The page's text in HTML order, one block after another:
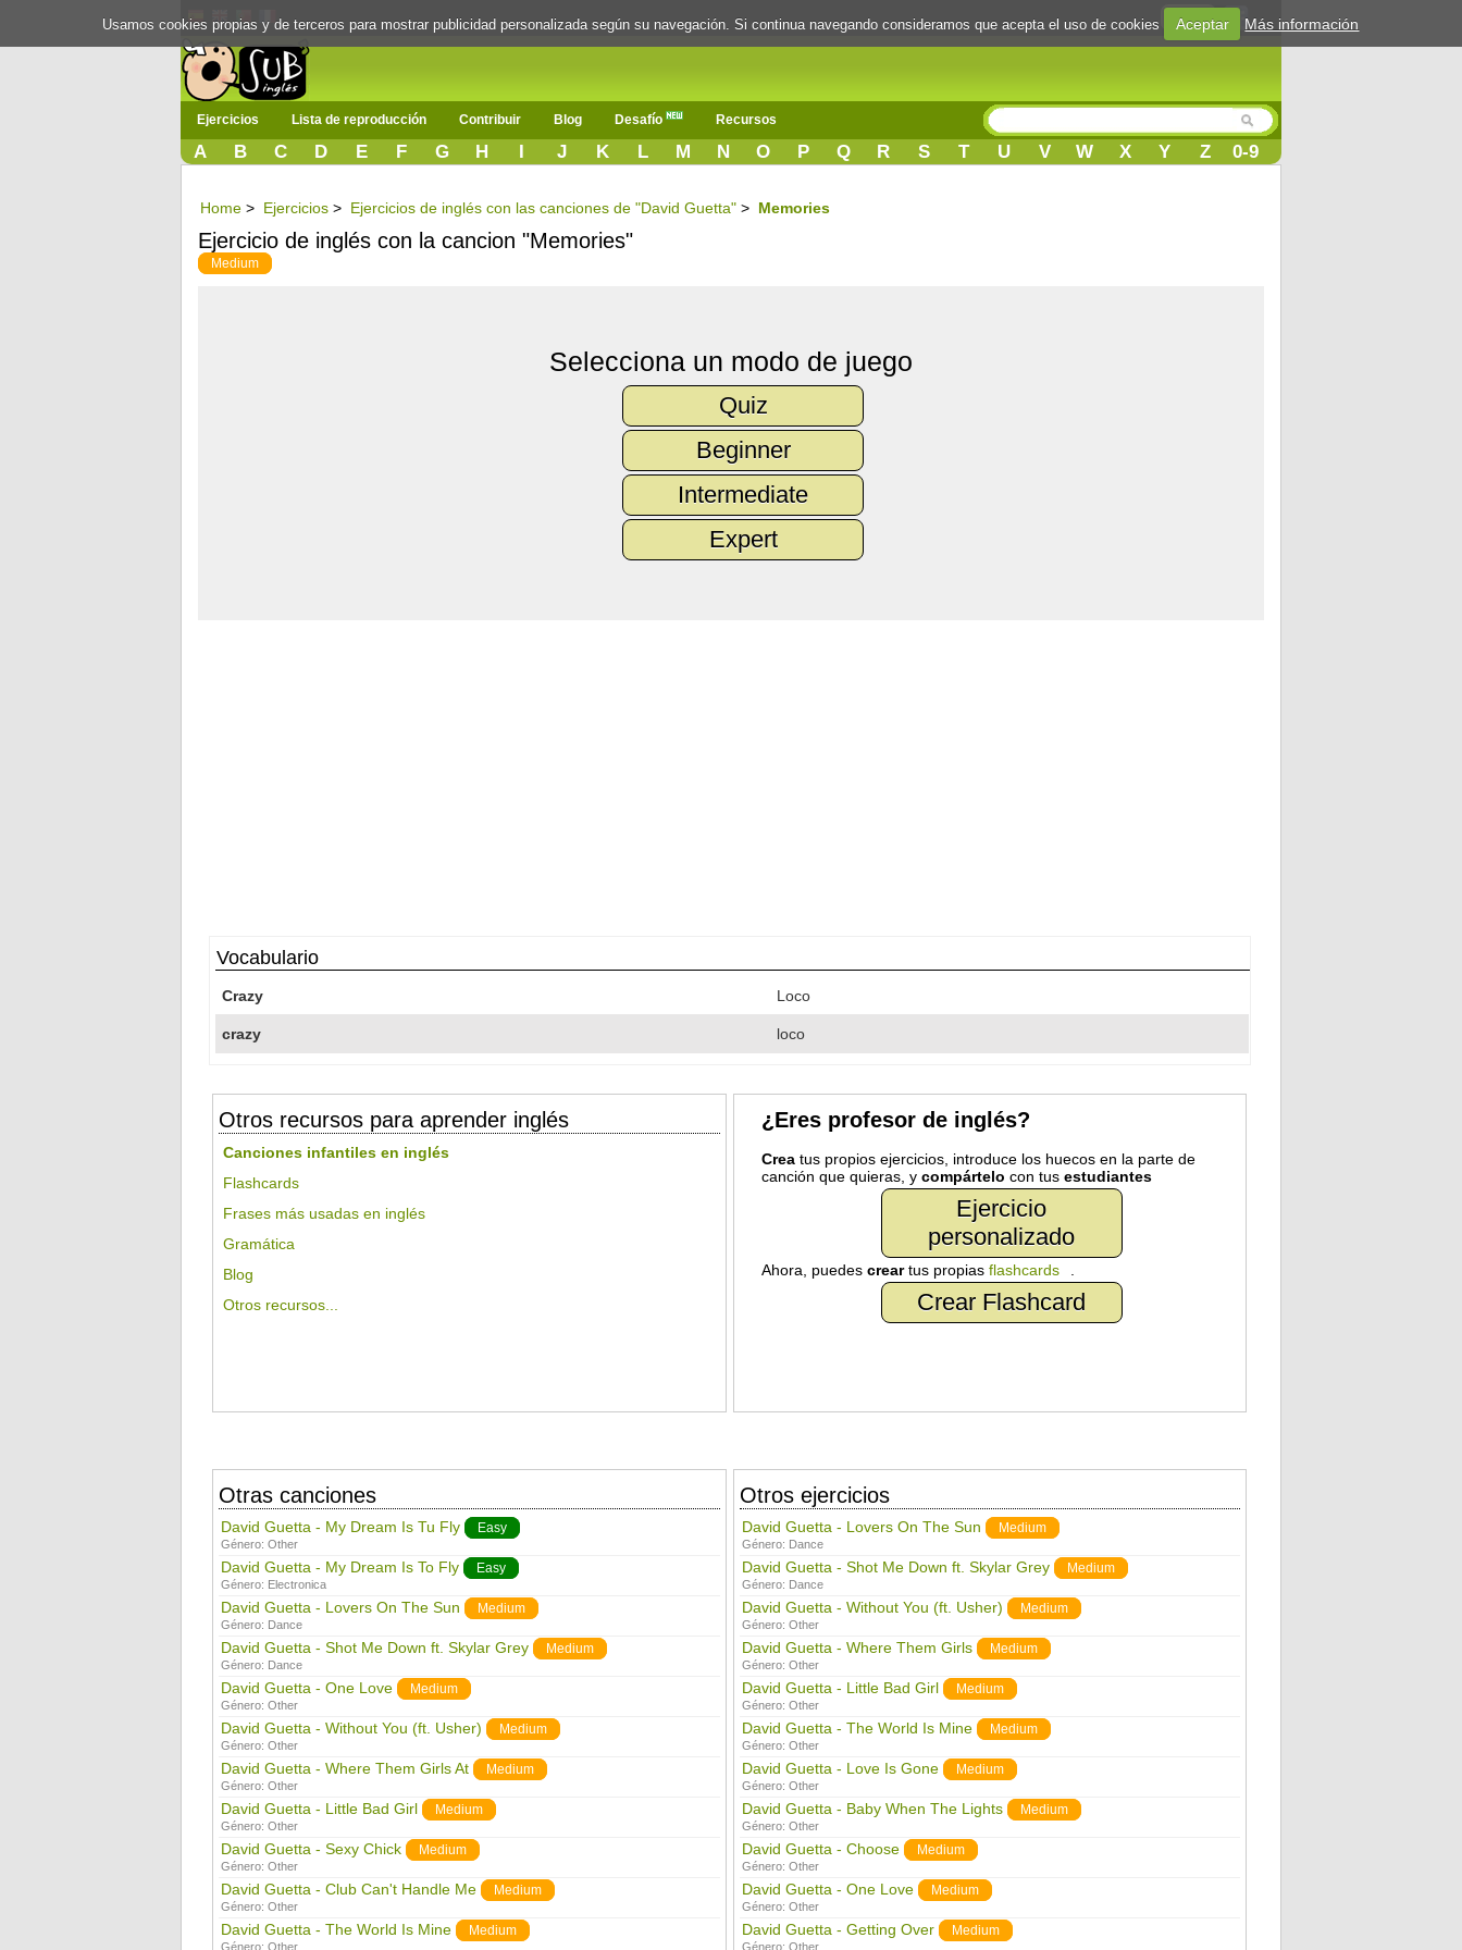
Login
Ejercicios Lista de reproducción Contribuir Blog Desafío Recursos
A B C D E F G H I J K L M N O P Q R S T U V W X Y Z 0-9
Home > Ejercicios > Ejercicios de inglés con las canciones de "David Guetta" > Memories
Ejercicio de inglés con la cancion "Memories"
Medium
Selecciona un modo de juego
Quiz
Beginner
Intermediate
Expert
Vocabulario
Crazy Loco
crazy loco
Otros recursos para aprender inglés
Canciones infantiles en inglés
Flashcards
Frases más usadas en inglés
Gramática
Blog
Otros recursos...
¿Eres profesor de inglés?
Creatus propios ejercicios, introduce los huecos en la parte de
canción que quieras, y compártelo con tus estudiantes
Ejercicio
personalizado
Ahora, puedes creartus propias flashcards
Crear Flashcard
Otras canciones
David Guetta - My Dream Is Tu Fly Easy
Género: Other
David Guetta - My Dream Is To Fly Easy
Género: Electronica
David Guetta - Lovers On The Sun Medium
Género: Dance
David Guetta - Shot Me Down ft. Skylar Grey Medium
Género: Dance
David Guetta - One Love Medium
Género: Other
David Guetta - Without You (ft. Usher) Medium
Género: Other
David Guetta - Where Them Girls At Medium
Género: Other
David Guetta - Little Bad Girl Medium
Género: Other
David Guetta - Sexy Chick Medium
Género: Other
David Guetta - Club Can't Handle Me Medium
Género: Other
David Guetta - The World Is Mine Medium
Género: Other
Otros ejercicios
David Guetta - Lovers On The Sun Medium
Género: Dance
David Guetta - Shot Me Down ft. Skylar Grey Medium
Género: Dance
David Guetta - Without You (ft. Usher) Medium
Género: Other
David Guetta - Where Them Girls Medium
Género: Other
David Guetta - Little Bad Girl Medium
Género: Other
David Guetta - The World Is Mine Medium
Género: Other
David Guetta - Love Is Gone Medium
Género: Other
David Guetta - Baby When The Lights Medium
Género: Other
David Guetta - Choose Medium
Género: Other
David Guetta - One Love Medium
Género: Other
David Guetta - Getting Over Medium
Género: Other
Usamos cookies propias y de terceros para mostrar publicidad personalizada según su navegación. Si continua navegando consideramos que acepta el uso de cookies Aceptar Más información